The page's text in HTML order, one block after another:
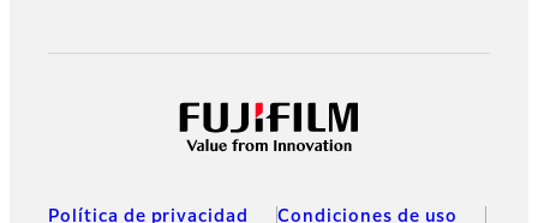
Política de privacidad Condiciones de uso